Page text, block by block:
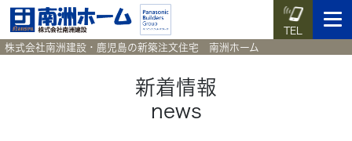
TEL
株式会社南洲建設・鹿児島の新築注文住宅 南洲ホーム
新着情報
news